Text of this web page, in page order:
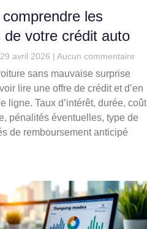
les
de votre crédit auto
29 avril 2026 Aucun commentaire
sans mauvaise surprise
lire une offre de crédit et d’en
ligne. Taux d’intérêt, durée, coût
pénalités éventuelles, type de
de remboursement anticipé